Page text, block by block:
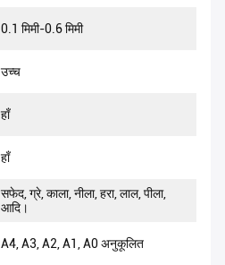
0.1 मिमी-0.6 मिमी
उच्च
हाँ
हाँ
सफेद, ग्रे, काला, नीला, हरा, लाल, पीला,
आदि।
A4, A3, A2, A1, A0 अनुकूलित